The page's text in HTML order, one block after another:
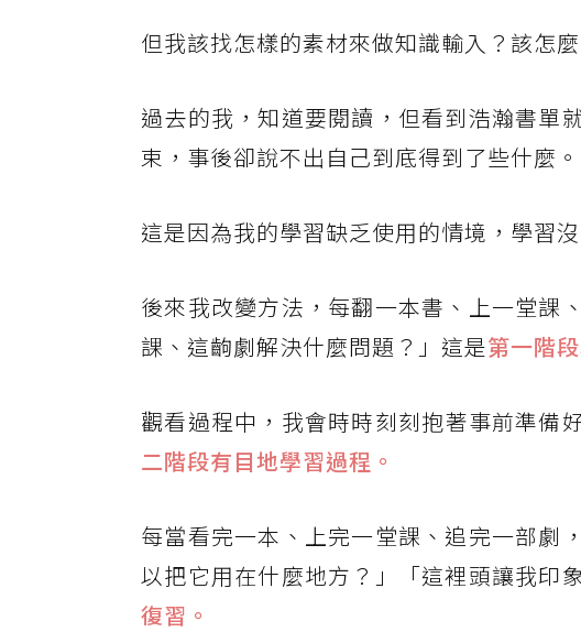
但我該找怎樣的素材來做知識輸入？該怎
過去的我，知道要閱讀，但看到浩瀚書單
束，事後卻說不出自己到底得到了些什麼。
這是因為我的學習缺乏使用的情境，學習
後來我改變方法，每翻一本書、上一堂課
課、這齣劇解決什麼問題？」這是第一階
觀看過程中，我會時時刻刻抱著事前準備
二階段有目地學習過程。
每當看完一本、上完一堂課、追完一部劇
以把它用在什麼地方？」「這裡頭讓我印
復習。